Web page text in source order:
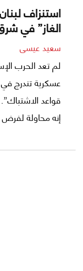
استنزاف
الغاز” في
سعيد عيسى
لم تعد الحرب
عسكرية تندرج في
قواعد
إنه محاولة
مسار يمكن أن